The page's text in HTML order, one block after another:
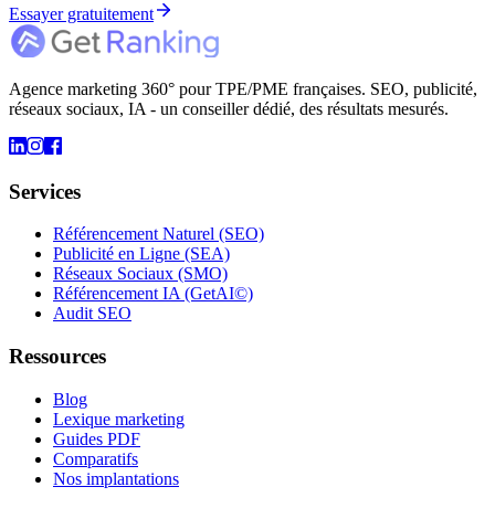
Essayer gratuitement
Agence marketing 360° pour TPE/PME françaises. SEO, publicité,
réseaux sociaux, IA - un conseiller dédié, des résultats mesurés.
Services
Référencement Naturel (SEO)
Publicité en Ligne (SEA)
Réseaux Sociaux (SMO)
Référencement IA (GetAI©)
Audit SEO
Ressources
Blog
Lexique marketing
Guides PDF
Comparatifs
Nos implantations